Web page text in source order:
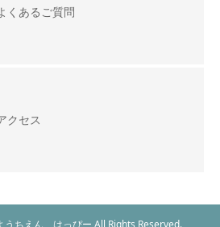
くあるご質問
クセス
ちえん はっぴー All Rights Reserved.